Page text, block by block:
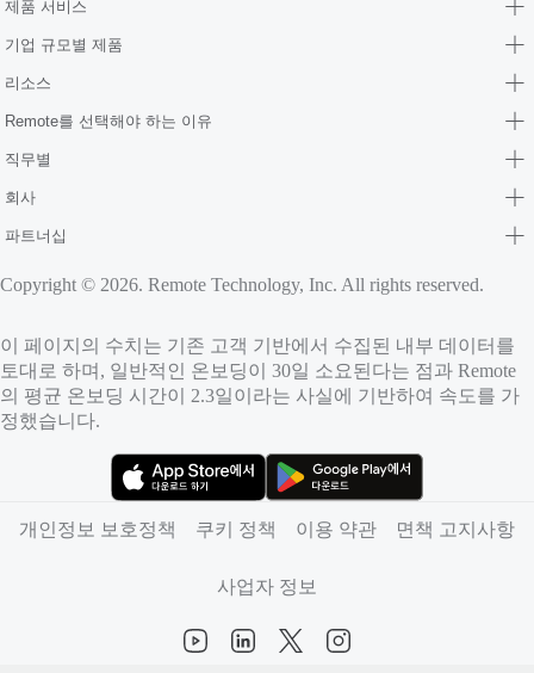
제품 서비스
기업 규모별 제품
리소스
Remote를 선택해야 하는 이유
직무별
회사
파트너십
Copyright © 2026. Remote Technology, Inc. All rights reserved.
이 페이지의 수치는 기존 고객 기반에서 수집된 내부 데이터를
토대로 하며, 일반적인 온보딩이 30일 소요된다는 점과 Remote
의 평균 온보딩 시간이 2.3일이라는 사실에 기반하여 속도를 가
정했습니다.
개인정보 보호정책
쿠키 정책 이용 약관 면책 고지사항
사업자 정보